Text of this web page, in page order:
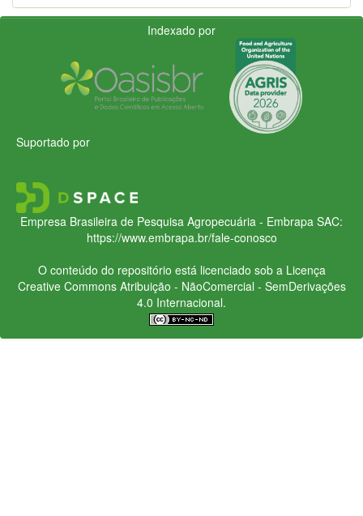
Indexado por
Suportado por
Empresa Brasileira de Pesquisa Agropecuária - Embrapa SAC:
https://www.embrapa.br/fale-conosco
O conteúdo do repositório está licenciado sob a Licença
Creative CommonsAtribuição - NãoComercial - SemDerivações
4.0 Internacional.